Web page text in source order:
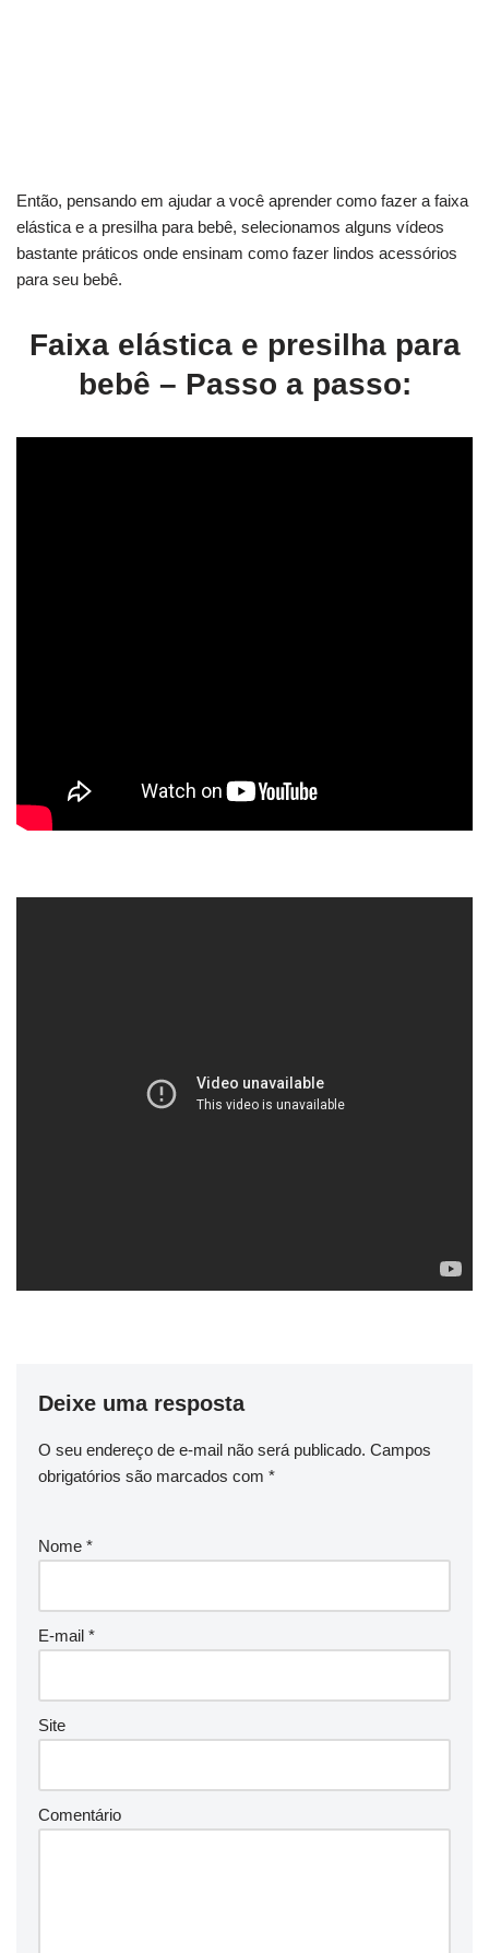
Então, pensando em ajudar a você aprender como fazer a faixa
elástica e a presilha para bebê, selecionamos alguns vídeos
bastante práticos onde ensinam como fazer lindos acessórios
para seu bebê.
Faixa elástica e presilha para
bebê – Passo a passo:
Deixe uma resposta
O seu endereço de e-mail não será publicado. Campos
obrigatórios são marcados com *
Nome *
E-mail *
Site
Comentário